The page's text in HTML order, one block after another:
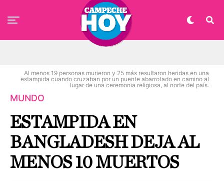
Al menos 19 personas murieron y 25 más resultaron heridas en una
estampida cuando cruzaban por un puente abarrotado en camino al
lugar de una ceremonia religiosa, al norte del país.
MUNDO
ESTAMPIDA EN
BANGLADESH DEJA AL
MENOS 10 MUERTOS